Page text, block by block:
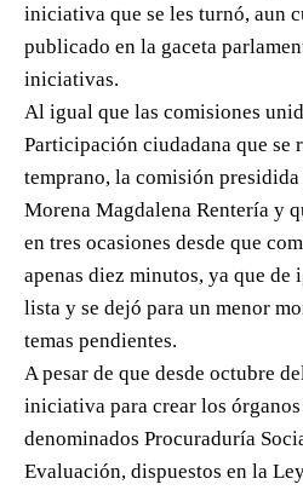
iniciativa que se les turnó, aun
publicado en la gaceta
iniciativas.
Al igual que las comisiones
Participación ciudadana que se
temprano, la comisión
Morena Magdalena Rentería y
en tres ocasiones desde que
apenas diez minutos, ya que de
lista y se dejó para un menor
temas pendientes.
A pesar de que desde octubre
iniciativa para crear los
denominados Procuraduría
Evaluación, dispuestos en la